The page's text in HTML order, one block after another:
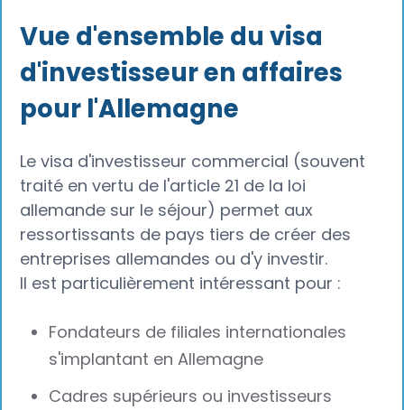
Vue d'ensemble du visa
d'investisseur en affaires
pour l'Allemagne
Le visa d'investisseur commercial (souvent
traité en vertu de l'article 21 de la loi
allemande sur le séjour) permet aux
ressortissants de pays tiers de créer des
entreprises allemandes ou d'y investir.
Il est particulièrement intéressant pour :
Fondateurs de filiales internationales
s'implantant en Allemagne
Cadres supérieurs ou investisseurs